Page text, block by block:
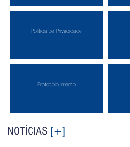
Política de Privacidade
Protocolo Interno
NOTÍCIAS [+]